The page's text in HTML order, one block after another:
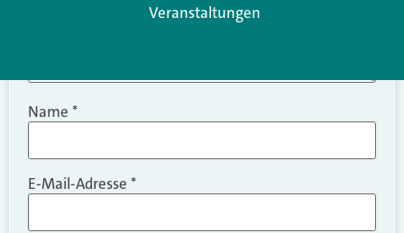
Name *
E-Mail-Adresse *
Veranstaltungen